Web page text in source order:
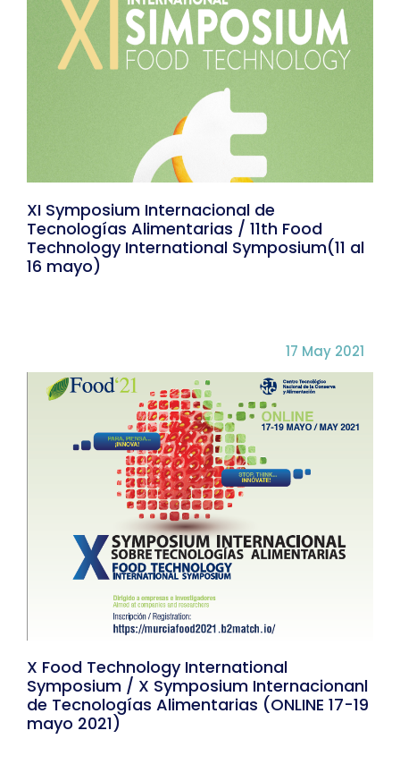
XI Symposium Internacional de
Tecnologías Alimentarias / 11th Food
Technology International Symposium(11 al
16 mayo)
17 May 2021
X Food Technology International
Symposium / X Symposium Internacionanl
de Tecnologías Alimentarias (ONLINE 17-19
mayo 2021)